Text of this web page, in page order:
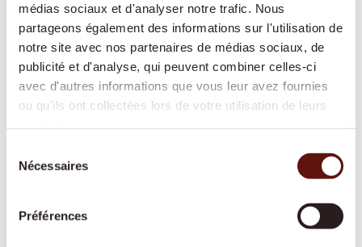
médias sociaux et d'analyser notre trafic. Nous
partageons également des informations sur l'utilisation de
notre site avec nos partenaires de médias sociaux, de
publicité et d'analyse, qui peuvent combiner celles-ci
avec d'autres informations que vous leur avez fournies
ou qu'ils ont collectées lors de votre utilisation de leurs
Nécessaires
Préférences
jeux, partage de souvenirs pour favoriser le lien
social et lutter contre la solitude
Aide à domicile pour les tâches ménagères :
soutien pour l'entretien du foyer, la lessive, les
petits travaux de nettoyage
Accompagnement hors domicile :rendez-vous
médicaux, courses, promenades, événements
fraîche et équilibrée selon vos goûts